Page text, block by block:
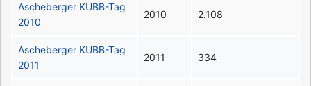
Ascheberger KUBB-Tag
2010
2010 2.108
Ascheberger KUBB-Tag
2011
2011 334